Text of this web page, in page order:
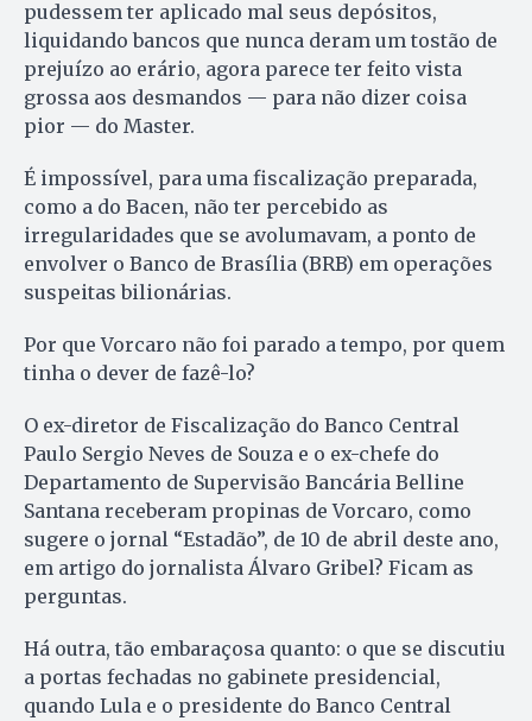
pudessem ter aplicado mal seus depósitos,
liquidando bancos que nunca deram um tostão de
prejuízo ao erário, agora parece ter feito vista
grossa aos desmandos — para não dizer coisa
pior — do Master.
É impossível, para uma fiscalização preparada,
como a do Bacen, não ter percebido as
irregularidades que se avolumavam, a ponto de
envolver o Banco de Brasília (BRB) em operações
suspeitas bilionárias.
Por que Vorcaro não foi parado a tempo, por quem
tinha o dever de fazê-lo?
O ex-diretor de Fiscalização do Banco Central
Paulo Sergio Neves de Souza e o ex-chefe do
Departamento de Supervisão Bancária Belline
Santana receberam propinas de Vorcaro, como
sugere o jornal “Estadão”, de 10 de abril deste ano,
em artigo do jornalista Álvaro Gribel? Ficam as
perguntas.
Há outra, tão embaraçosa quanto: o que se discutiu
a portas fechadas no gabinete presidencial,
quando Lula e o presidente do Banco Central